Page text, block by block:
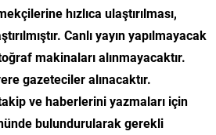
hızlıca ulaştırılması,
Canlı yayın yapılmayacak
makinaları alınmayacaktır.
gazeteciler alınacaktır.
ve haberlerini yazmaları için
bulundurularak gerekli